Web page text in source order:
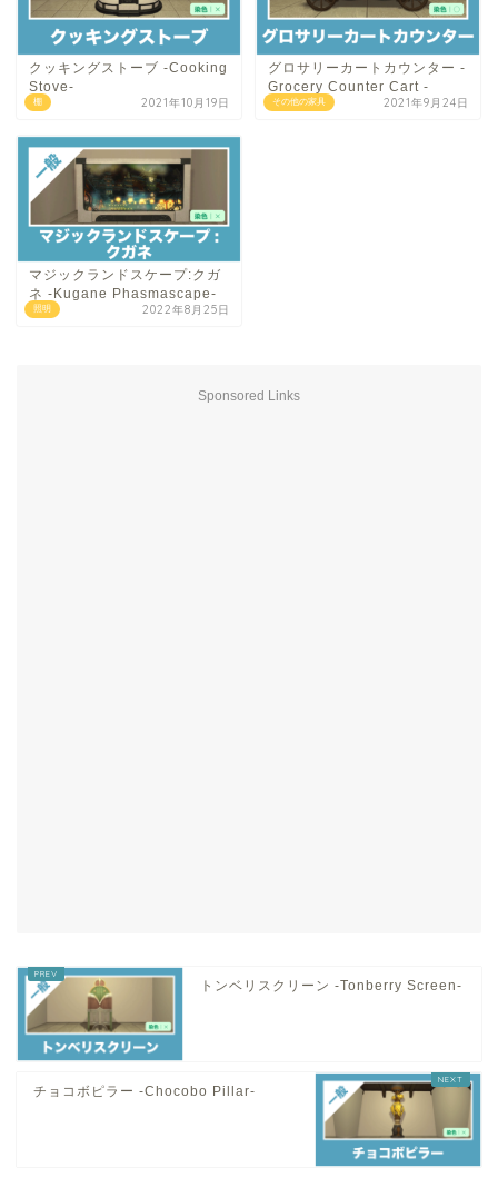
棚
クッキングストーブ -Cooking
Stove-
2021年10月19日 その他の家具
グロサリーカートカウンター -
Grocery Counter Cart -
2021年9月24日
照明
マジックランドスケープ:クガ
ネ -Kugane Phasmascape-
2022年8月25日
Sponsored Links
トンベリスクリーン -Tonberry Screen-
チョコボピラー -Chocobo Pillar-